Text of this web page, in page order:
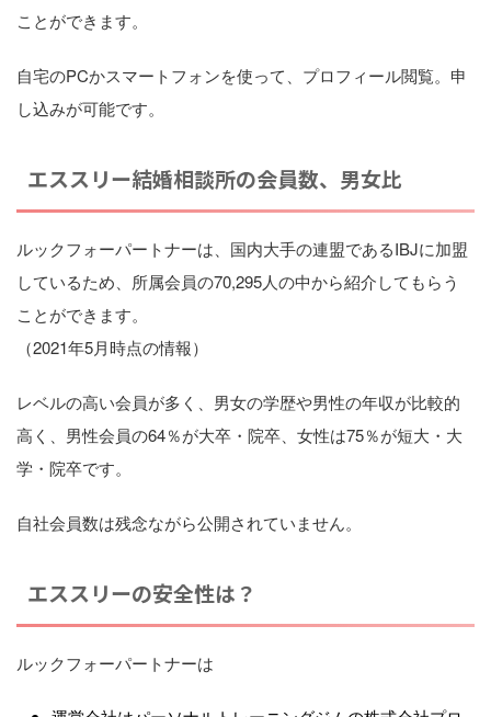
ことができます。
自宅のPCかスマートフォンを使って、プロフィール閲覧。申
し込みが可能です。
エススリー結婚相談所の会員数、男女比
ルックフォーパートナーは、国内大手の連盟であるIBJに加盟
しているため、所属会員の70,295人の中から紹介してもらう
ことができます。
（2021年5月時点の情報）
レベルの高い会員が多く、男女の学歴や男性の年収が比較的
高く、男性会員の64％が大卒・院卒、女性は75％が短大・大
学・院卒です。
自社会員数は残念ながら公開されていません。
エススリーの安全性は？
ルックフォーパートナーは